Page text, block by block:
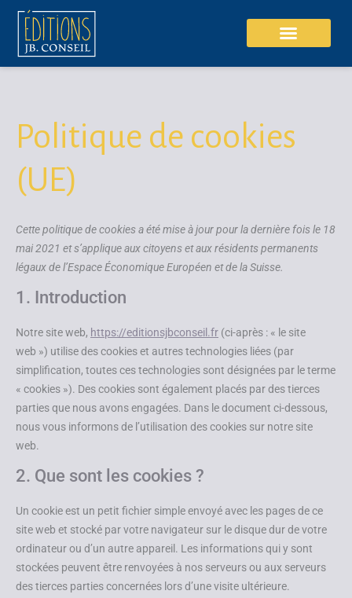
Aller
contenu
Politique de cookies
(UE)
Cette politique de cookies a été mise à jour pour la dernière fois le 18
mai 2021 et s’applique aux citoyens et aux résidents permanents
légaux de l’Espace Économique Européen et de la Suisse.
1. Introduction
Notre site web, https://editionsjbconseil.fr (ci-après : « le site
web ») utilise des cookies et autres technologies liées (par
simplification, toutes ces technologies sont désignées par le terme
« cookies »). Des cookies sont également placés par des tierces
parties que nous avons engagées. Dans le document ci-dessous,
nous vous informons de l’utilisation des cookies sur notre site
web.
2. Que sont les cookies ?
Un cookie est un petit fichier simple envoyé avec les pages de ce
site web et stocké par votre navigateur sur le disque dur de votre
ordinateur ou d’un autre appareil. Les informations qui y sont
stockées peuvent être renvoyées à nos serveurs ou aux serveurs
des tierces parties concernées lors d’une visite ultérieure.
to
to
to
gdpr
to
to